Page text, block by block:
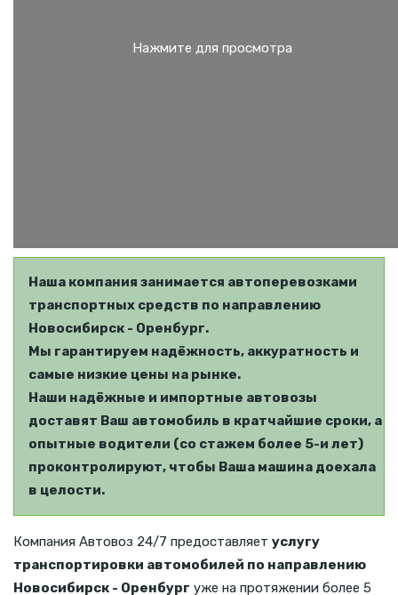
Наша компания занимается автоперевозками
транспортных средств по направлению
Новосибирск - Оренбург.
Мы гарантируем надёжность, аккуратность и
самые низкие цены на рынке.
Наши надёжные и импортные автовозы
доставят Ваш автомобиль в кратчайшие сроки, а
опытные водители (со стажем более 5-и лет)
проконтролируют, чтобы Ваша машина доехала
в целости.
Компания Автовоз 24/7 предоставляет услугу
транспортировки автомобилей по направлению
Новосибирск - Оренбург уже на протяжении более 5